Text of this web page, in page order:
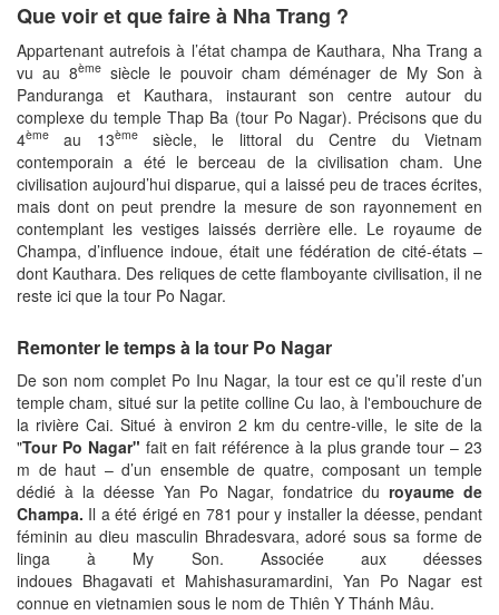
Que voir et que faireà Nha Trang ?
Appartenant autrefois à l’état champa de Kauthara, Nha Trang a
vu au 8ème siècle le pouvoir cham déménager de My Son à
Panduranga et Kauthara, instaurant son centre autour du
complexe du temple Thap Ba (tour Po Nagar). Précisons que du
4ème au 13èmesiècle, le littoral du Centre du Vietnam
contemporain a été le berceau de la civilisation cham. Une
civilisation aujourd’hui disparue, qui a laissé peu de traces écrites,
mais dont on peut prendre la mesure de son rayonnement en
contemplant les vestiges laissés derrière elle. Le royaume de
Champa, d’influence indoue, était une fédération de cité-états –
dont Kauthara. Des reliques de cette flamboyante civilisation, il ne
reste ici que la tour Po Nagar.
Remonter le tempsà la tour Po Nagar
De son nom complet Po Inu Nagar, la tour est ce qu’il reste d’un
temple cham, situé sur la petite colline Cu lao, à l'embouchure de
la rivière Cai. Situé à environ 2 km du centre-ville, le site de la
"Tour Po Nagar" fait en fait référence à la plus grande tour – 23
m de haut – d’un ensemble de quatre, composant un temple
dédié à la déesse Yan Po Nagar, fondatrice du royaume de
Champa. Il a été érigé en 781 pour y installer la déesse, pendant
féminin au dieu masculin Bhradesvara, adoré sous sa forme de
linga à My Son. Associée aux déesses
indoues Bhagavati et Mahishasuramardini, Yan Po Nagar est
connue en vietnamien sous le nom de Thiên Y Thánh Mâu.